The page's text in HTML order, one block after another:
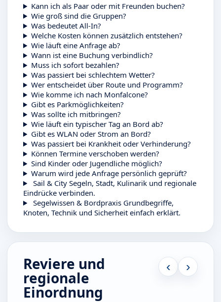
Kann ich als Paar oder mit Freunden buchen?
Wie groß sind die Gruppen?
Was bedeutet All-In?
Welche Kosten können zusätzlich entstehen?
Wie läuft eine Anfrage ab?
Wann ist eine Buchung verbindlich?
Muss ich sofort bezahlen?
Was passiert bei schlechtem Wetter?
Wer entscheidet über Route und Programm?
Wie komme ich nach Monfalcone?
Gibt es Parkmöglichkeiten?
Was sollte ich mitbringen?
Wie läuft ein typischer Tag an Bord ab?
Gibt es WLAN oder Strom an Bord?
Was passiert bei Krankheit oder Verhinderung?
Können Termine verschoben werden?
Sind Kinder oder Jugendliche möglich?
Warum wird jede Anfrage persönlich geprüft?
Sail & City Segeln, Stadt, Kulinarik und regionale
Eindrücke verbinden.
Segelwissen & Bordpraxis Grundbegriffe,
Knoten, Technik und Sicherheit einfach erklärt.
Reviere und
regionale
Einordnung
‹ ›